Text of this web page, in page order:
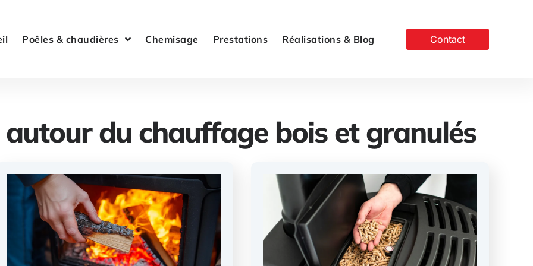
Poêles & chaudières Chemisage Prestations Réalisations & Blog Contact
du chauffage bois et granulés